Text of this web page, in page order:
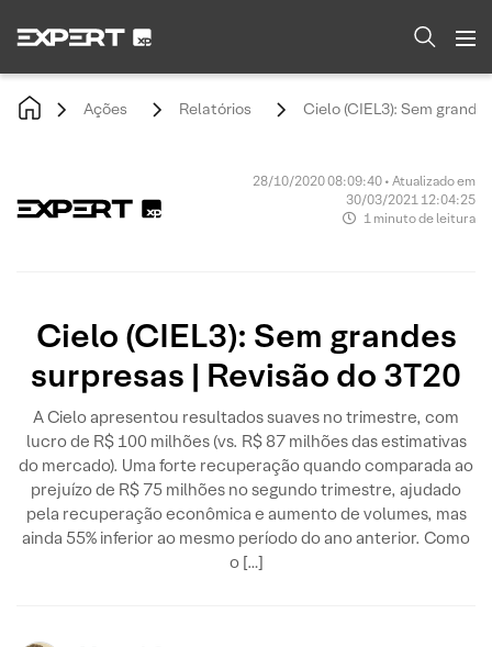
Ações Relatórios Cielo (CIEL3): Sem
28/10/2020 08:09:40 • Atualizado em
30/03/2021 12:04:25
1 minuto de leitura
Cielo (CIEL3): Sem grandes
surpresas | Revisão do 3T20
A Cielo apresentou resultados suaves no trimestre, com
lucro de R$ 100 milhões (vs. R$ 87 milhões das estimativas
do mercado). Uma forte recuperação quando comparada ao
prejuízo de R$ 75 milhões no segundo trimestre, ajudado
pela recuperação econômica e aumento de volumes, mas
ainda 55% inferior ao mesmo período do ano anterior. Como
o […]